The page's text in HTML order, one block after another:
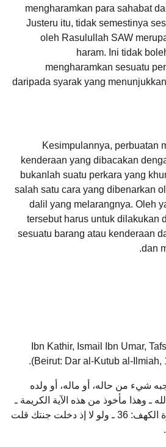
mengharamkan para sahabat
Justeru itu, tidak semestinya
oleh Rasulullah SAW
haram. Ini tidak
mengharamkan sesuatu
daripada syarak yang
Kesimpulannya, perbuatan
kenderaan yang dibacakan
bukanlah suatu perkara yang
salah satu cara yang dibenarkan
dalil yang melarangnya. Oleh
tersebut harus untuk dilakukan
sesuatu barang atau kenderaan
dan
Ibn Kathir, Ismail Ibn Umar,
(Beirut: Dar al-Kutub al-Ilmiah,
شيء من حاله، أو ماله، أو ولده
ـ وهذا مأخوذ من هذه الآية الكريمة ـ
يعني قوله تعالى في سورة الكهف: 36 ـ ولو لا إذ دخلت جنتك قلت